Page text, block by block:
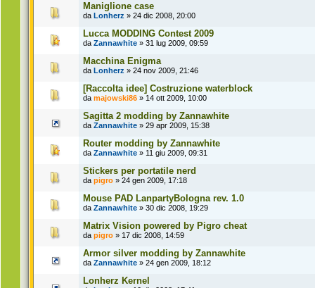
Maniglione case
da Lonherz » 24 dic 2008, 20:00
Lucca MODDING Contest 2009
da Zannawhite » 31 lug 2009, 09:59
Macchina Enigma
da Lonherz » 24 nov 2009, 21:46
[Raccolta idee] Costruzione waterblock
da majowski86 » 14 ott 2009, 10:00
Sagitta 2 modding by Zannawhite
da Zannawhite » 29 apr 2009, 15:38
Router modding by Zannawhite
da Zannawhite » 11 giu 2009, 09:31
Stickers per portatile nerd
da pigro » 24 gen 2009, 17:18
Mouse PAD LanpartyBologna rev. 1.0
da Zannawhite » 30 dic 2008, 19:29
Matrix Vision powered by Pigro cheat
da pigro » 17 dic 2008, 14:59
Armor silver modding by Zannawhite
da Zannawhite » 24 gen 2009, 18:12
Lonherz Kernel